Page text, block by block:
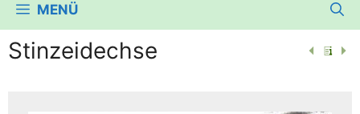
MENÜ
Stinzeidechse